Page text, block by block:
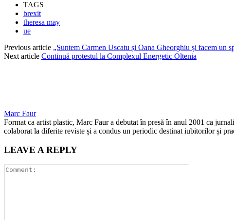
TAGS
brexit
theresa may
ue
Previous article „Suntem Carmen Uscatu și Oana Gheorghiu și facem un
Next article Continuă protestul la Complexul Energetic Oltenia
Marc Faur
Format ca artist plastic, Marc Faur a debutat în presă în anul 2001 ca
colaborat la diferite reviste și a condus un periodic destinat iubitorilor și
LEAVE A REPLY